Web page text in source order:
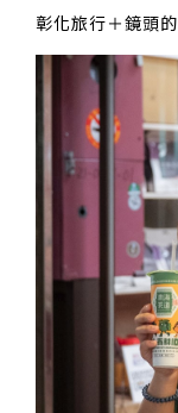
彰化旅行＋鏡頭